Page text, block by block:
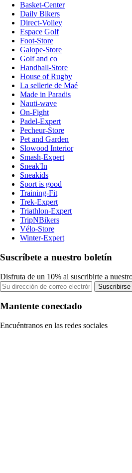
Basket-Center
Daily Bikers
Direct-Volley
Espace Golf
Foot-Store
Galope-Store
Golf and co
Handball-Store
House of Rugby
La sellerie de Maé
Made in Paradis
Nauti-wave
On-Fight
Padel-Expert
Pecheur-Store
Pet and Garden
Slowood Interior
Smash-Expert
Sneak'In
Sneakids
Sport is good
Training-Fit
Trek-Expert
Triathlon-Expert
TripNBikers
Vélo-Store
Winter-Expert
Suscríbete a nuestro boletín
Disfruta de un 10% al suscribirte a
Suscribirse
Mantente conectado
Encuéntranos en las redes sociales